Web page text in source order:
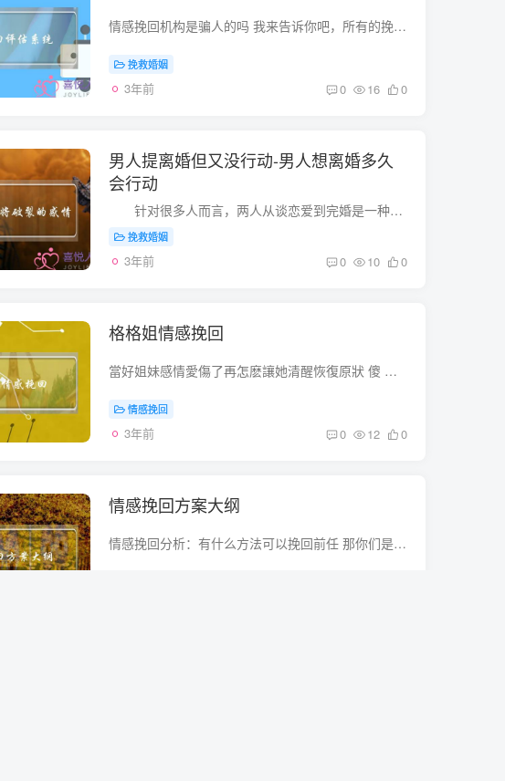
情感挽回机构是骗人的吗 我来告诉你吧，所有的挽回机构都是骗人的，我被骗了两次，还是国内最知名、最大的挽回机构，那些回复告诉你一半是骗人的，或者说不成功才是骗人的都是拖，准确的说是所...
挽救婚姻
3年前 0 16 0
男人提离婚但又没行动-男人想离婚多久
会行动
针对很多人而言，两人从谈恋爱到完婚是一种很深的情感，因此 完婚以后一直会期待有一个幸福的结果。可是通常世事多变，有的夫妇突然之间就散开。假如夫妇两个人中间有一个人明确提...
挽救婚姻
3年前 0 10 0
格格姐情感挽回
當好姐妹感情愛傷了再怎麽讓她清醒恢復原狀 傻 得不到的就放弃 珍惜眼前的 成都情感挽回公司？ 来成都圣安米悦心理咨询中心，正规的心理咨询中心，比较靠谱，口碑也好，关键收费合理 gege520520...
情感挽回
3年前 0 12 0
情感挽回方案大纲
情感挽回分析：有什么方法可以挽回前任 那你们是因为什么原因而分开的呢？有些错误一旦发生了是无法挽回的了所以我们应该要且行且珍惜了要是真的放不下的话 那大可以去争取一下了但是结果怎么样...